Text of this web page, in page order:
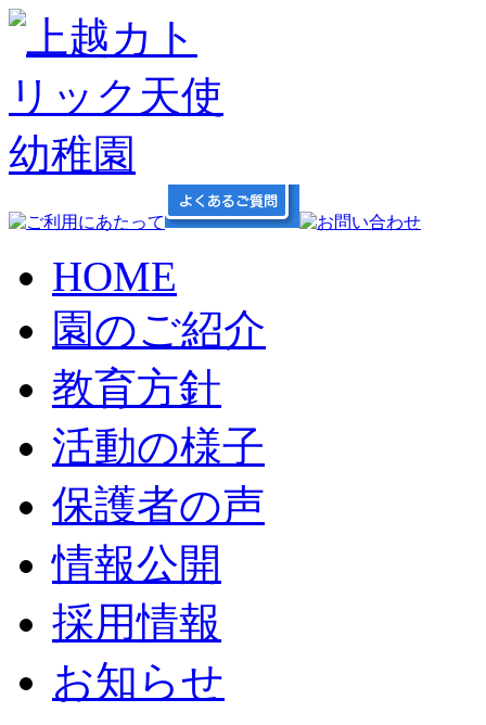
HOME
園のご紹介
教育方針
活動の様子
保護者の声
情報公開
採用情報
お知らせ